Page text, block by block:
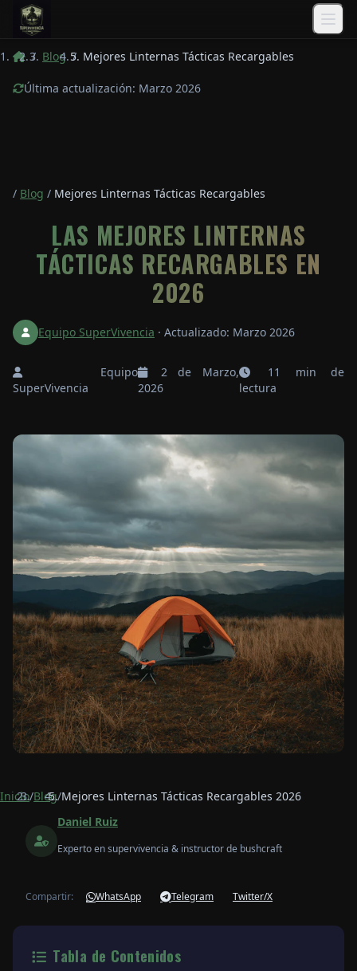
Saltar al contenido principal
/ Blog / Mejores Linternas Tácticas Recargables
Última actualización: Marzo 2026
/ Blog / Mejores Linternas Tácticas Recargables
LAS MEJORES LINTERNAS
TÁCTICAS RECARGABLES EN
2026
Equipo SuperVivencia · Actualizado: Marzo 2026
Equipo
SuperVivencia
2 de Marzo,
2026
11 min de
lectura
Inicio/Blog/Mejores Linternas Tácticas Recargables 2026
Daniel Ruiz
Experto en supervivencia & instructor de bushcraft
Compartir: WhatsApp Telegram Twitter/X
Tabla de Contenidos